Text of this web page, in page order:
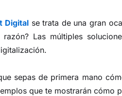
Digitalse trata de una gran
Las múltiples
sepas de primera mano
que te mostrarán cómo